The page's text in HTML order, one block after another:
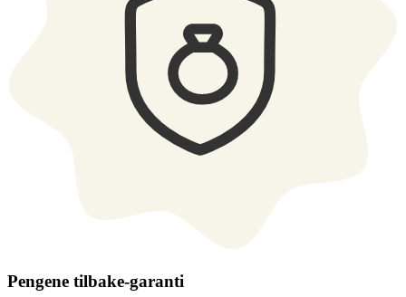
Pengene tilbake-garanti